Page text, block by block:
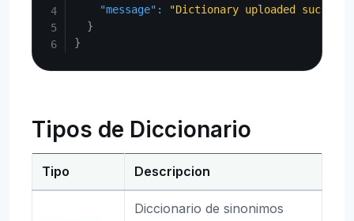
"message" :
"Dictionary uploaded
}
}
Tipos de Diccionario
Tipo Descripcion
Diccionario de sinonimos